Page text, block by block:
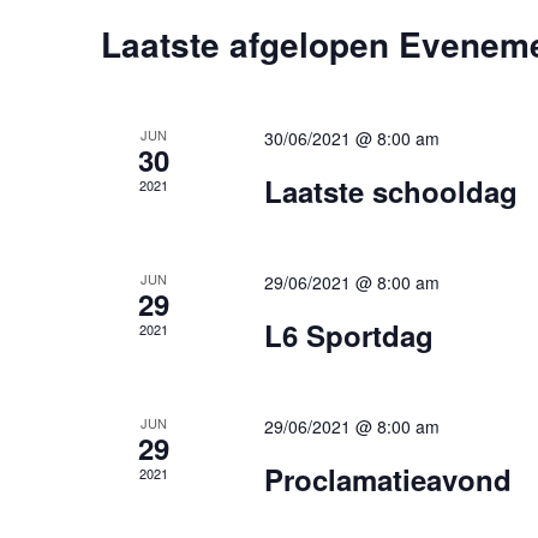
Kalender
Evenementen
Laatste afgelopen
JUN
30
2021
30/06/2021 @ 8:00 am
Laatste schooldag
JUN
29
2021
29/06/2021 @ 8:00 am
L6 Sportdag
JUN
29
2021
29/06/2021 @ 8:00 am
Proclamatieavond